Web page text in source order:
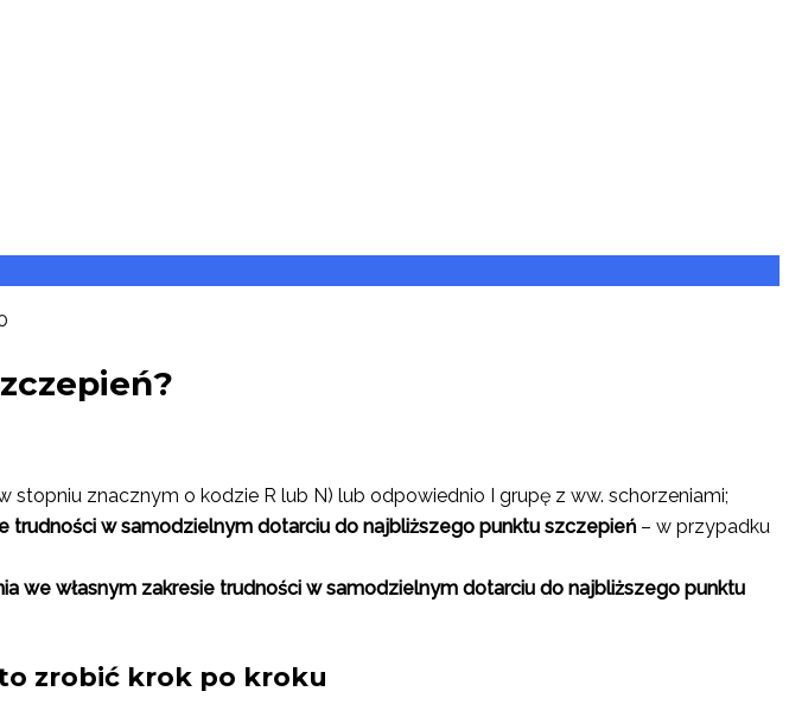
stopniu znacznym o kodzie R lub N) lub odpowiednio I grupę z ww. schorzeniami;
trudności w samodzielnym dotarciu do najbliższego punktu szczepień – w przypadku
we własnym zakresie trudności w samodzielnym dotarciu do najbliższego punktu
zrobić krok po kroku